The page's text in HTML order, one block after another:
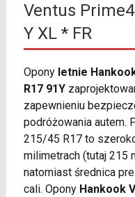
Ventus
Y XL * FR
Opony letnie
R17 91Y
zapewnieniu
podróżowania autem.
215/45 R17 to
milimetrach (tutaj 215
natomiast średnica
cali. Opony Hankook